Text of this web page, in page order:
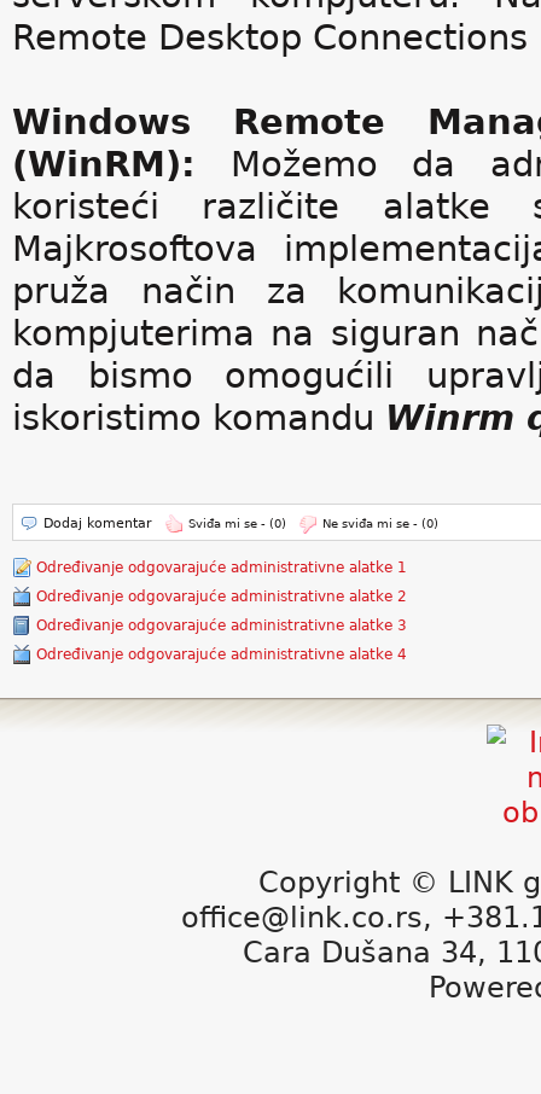
Remote Desktop
Windows Remote
(WinRM): Možemo da
koristeći različite alatke
Majkrosoftova
pruža način za
kompjuterima na siguran
da bismo omogućili
iskoristimo komandu Winrm
Dodaj komentar Sviđa mi se - (0) Ne sviđa mi se - (0)
Određivanje odgovarajuće administrativne alatke 1
Određivanje odgovarajuće administrativne alatke 2
Određivanje odgovarajuće administrativne alatke 3
Određivanje odgovarajuće administrativne alatke 4
Copyright © LINK
office@link.co.rs,
Cara Dušana 34,